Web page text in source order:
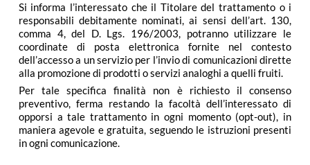
Si informa l’interessato che il Titolare del trattamento o i
responsabili debitamente nominati, ai sensi dell’art. 130,
comma 4, del D. Lgs. 196/2003, potranno utilizzare le
coordinate di posta elettronica fornite nel contesto
dell’accesso a un servizio per l’invio di comunicazioni dirette
alla promozione di prodotti o servizi analoghi a quelli fruiti.
Per tale specifica finalità non è richiesto il consenso
preventivo, ferma restando la facoltà dell’interessato di
opporsi a tale trattamento in ogni momento (opt-out), in
maniera agevole e gratuita, seguendo le istruzioni presenti
in ogni comunicazione.